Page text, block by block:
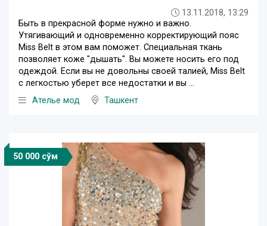
13.11.2018, 13:29
Быть в прекрасной форме нужно и важно.
Утягивающий и одновременно корректирующий пояс
Miss Belt в этом вам поможет. Специальная ткань
позволяет коже "дышать". Вы можете носить его под
одеждой. Если вы не довольны своей талией, Miss Belt
с легкостью уберет все недостатки и вы ...
Ателье мод
Ташкент
50 000 сўм